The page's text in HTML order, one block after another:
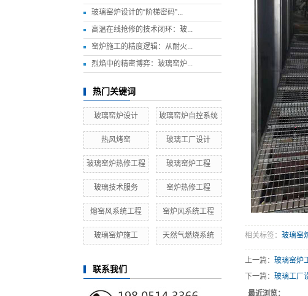
玻璃窑炉设计的“阶梯密码”...
高温在线抢修的技术闭环：玻...
窑炉施工的精度逻辑：从耐火...
烈焰中的精密博弈：玻璃窑炉...
热门关键词
玻璃窑炉设计 玻璃窑炉自控系统
热风烤窑 玻璃工厂设计
玻璃窑炉热修工程 玻璃窑炉工程
玻璃技术服务 窑炉热修工程
熔窑风系统工程 窑炉风系统工程
玻璃窑炉施工 天然气燃烧系统
联系我们
相关标签： 玻璃窑
上一篇： 玻璃窑炉
下一篇： 玻璃工厂
最近浏览：